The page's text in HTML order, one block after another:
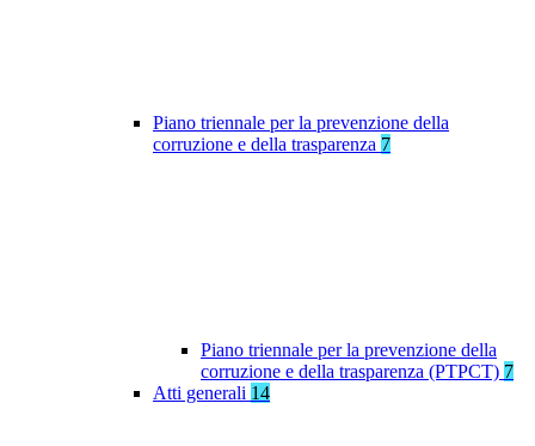
Piano triennale per la prevenzione della
corruzione e della trasparenza 7
Piano triennale per la prevenzione della
corruzione e della trasparenza (PTPCT) 7
Atti generali 14